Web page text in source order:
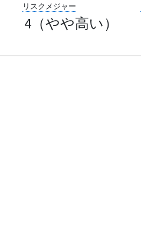
リスクメジャー
4（やや高い）